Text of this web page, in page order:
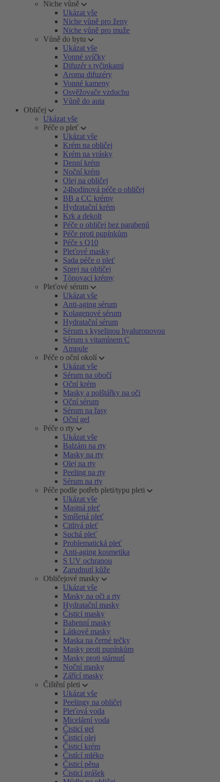
Niche vůně
Ukázat vše
Niche vůně pro ženy
Niche vůně pro muže
Vůně do bytu
Ukázat vše
Vonné svíčky
Difuzér s tyčinkami
Aroma difuzéry
Vonné kameny
Osvěžovače vzduchu
Vůně do auta
Obličej
Ukázat vše
Péče o pleť
Ukázat vše
Krém na obličej
Krém na vrásky
Denní krém
Noční krém
Olej na obličej
24hodinová péče o obličej
BB a CC krémy
Hydratační krém
Krk a dekolt
Péče o obličej bez parabenů
Péče proti pupínkům
Péče s Q10
Pleťové masky
Sada péče o pleť
Sprej na obličej
Tónovací krémy
Pleťové sérum
Ukázat vše
Anti-aging sérum
Kolagenové sérum
Hydratační sérum
Sérum s kyselinou hyaluronovou
Sérum s vitamínem C
Ampule
Péče o oční okolí
Ukázat vše
Sérum na obočí
Oční krém
Masky a polštářky na oči
Oční sérum
Sérum na řasy
Oční gel
Péče o rty
Ukázat vše
Balzám na rty
Masky na rty
Olej na rty
Peeling na rty
Sérum na rty
Péče podle potřeb pleti/typu pleti
Ukázat vše
Mastná pleť
Smíšená pleť
Citlivá pleť
Suchá pleť
Problematická pleť
Anti-aging kosmetika
S UV ochranou
Zarudnutí kůže
Obličejové masky
Ukázat vše
Masky na oči a rty
Hydratační masky
Čisticí masky
Bahenní masky
Látkové masky
Maska na černé tečky
Masky proti pupínkům
Masky proti stárnutí
Noční masky
Zářící masky
Čištění pleti
Ukázat vše
Peelingy na obličej
Pleťová voda
Micelární voda
Čisticí gel
Čisticí olej
Čisticí krém
Čistící mléko
Čisticí pěna
Čisticí prášek